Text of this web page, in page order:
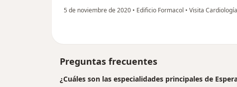
5 de noviembre de 2020 • Edificio Formacol • Visita Cardiología
Preguntas frecuentes
¿Cuáles son las especialidades principales de